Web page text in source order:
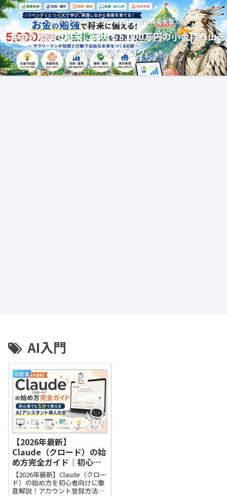
リベシティとリベ大で学び、実践しながら資産を育てる！
お金の勉強で将来に備える5,000万円の小金持ち山を
目指す実践ブログ
AI入門
AI副業
【2026年最新】
Claude（クロード）の始
め方完全ガイド｜初心者
でも5分で使えるAIアシス
タント導入方法
【2026年最新】Claude（クロー
ド）の始め方を初心者向けに徹
底解説！アカウント登録方法か